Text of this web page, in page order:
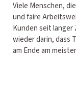
Viele Menschen,
und faire
Kunden seit
wieder darin, dass
am Ende am